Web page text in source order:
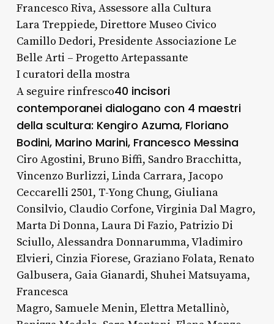
Francesco Riva, Assessore alla Cultura
Lara Treppiede, Direttore Museo Civico
Camillo Dedori, Presidente Associazione Le
Belle Arti – Progetto Artepassante
I curatori della mostra
A seguire rinfresco40 incisori
contemporanei dialogano con 4 maestri
della scultura: Kengiro Azuma, Floriano
Bodini, Marino Marini, Francesco Messina
Ciro Agostini, Bruno Biffi, Sandro Bracchitta,
Vincenzo Burlizzi, Linda Carrara, Jacopo
Ceccarelli 2501, T-Yong Chung, Giuliana
Consilvio, Claudio Corfone, Virginia Dal Magro,
Marta Di Donna, Laura Di Fazio, Patrizio Di
Sciullo, Alessandra Donnarumma, Vladimiro
Elvieri, Cinzia Fiorese, Graziano Folata, Renato
Galbusera, Gaia Gianardi, Shuhei Matsuyama,
Francesca
Magro, Samuele Menin, Elettra Metallinò,